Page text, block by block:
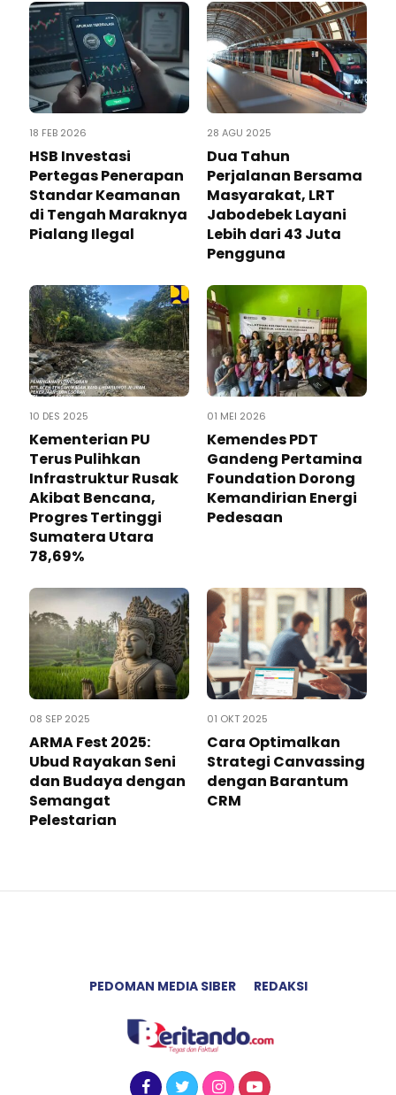
18 FEB 2026
HSB Investasi
Pertegas Penerapan
Standar Keamanan
di Tengah Maraknya
Pialang Ilegal
28 AGU 2025
Dua Tahun
Perjalanan Bersama
Masyarakat, LRT
Jabodebek Layani
Lebih dari 43 Juta
Pengguna
10 DES 2025
Kementerian PU
Terus Pulihkan
Infrastruktur Rusak
Akibat Bencana,
Progres Tertinggi
Sumatera Utara
78,69%
01 MEI 2026
Kemendes PDT
Gandeng Pertamina
Foundation Dorong
Kemandirian Energi
Pedesaan
08 SEP 2025
ARMA Fest 2025:
Ubud Rayakan Seni
dan Budaya dengan
Semangat
Pelestarian
01 OKT 2025
Cara Optimalkan
Strategi Canvassing
dengan Barantum
CRM
PEDOMAN MEDIA SIBER REDAKSI